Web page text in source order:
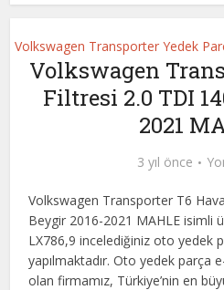
Volkswagen Transporter Yedek
Volkswagen
Filtresi 2.0 TDI
2021
3 yıl önce
Volkswagen Transporter T6
Beygir 2016-2021 MAHLE isimli
LX786,9 incelediğiniz oto yedek
yapılmaktadır. Oto yedek parça
olan firmamız, Türkiye’nin en